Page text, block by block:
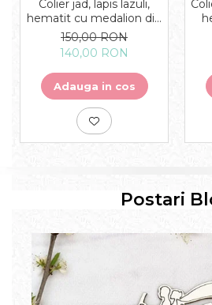
Colier jad, lapis lazuli,
hematit cu medalion din
argint cu frunze - unicat
150,00 RON
140,00 RON
Adauga in cos
Postari